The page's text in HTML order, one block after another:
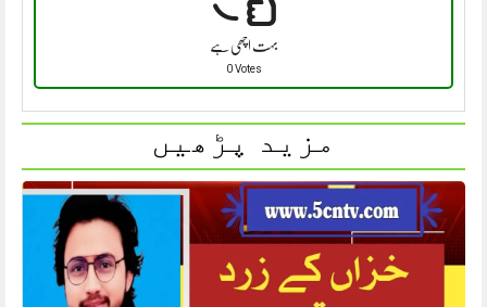
بہت اچھی ہے
0 Votes
مزید پڑھیں